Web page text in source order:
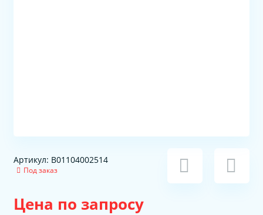
Артикул: B01104002514
Под заказ
Цена по запросу